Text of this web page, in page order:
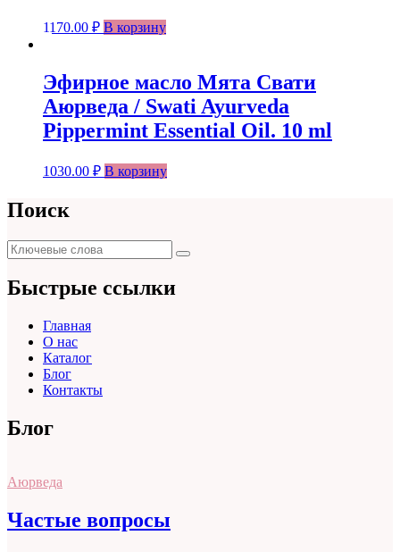
1170.00 ₽ В корзину
Эфирное масло Мята Свати
Аюрведа / Swati Ayurveda
Pippermint Essential Oil. 10 ml
1030.00 ₽ В корзину
Поиск
Поиск
для:
Поиск
Быстрые ссылки
Главная
О нас
Каталог
Блог
Контакты
Блог
Аюрведа
Частые вопросы